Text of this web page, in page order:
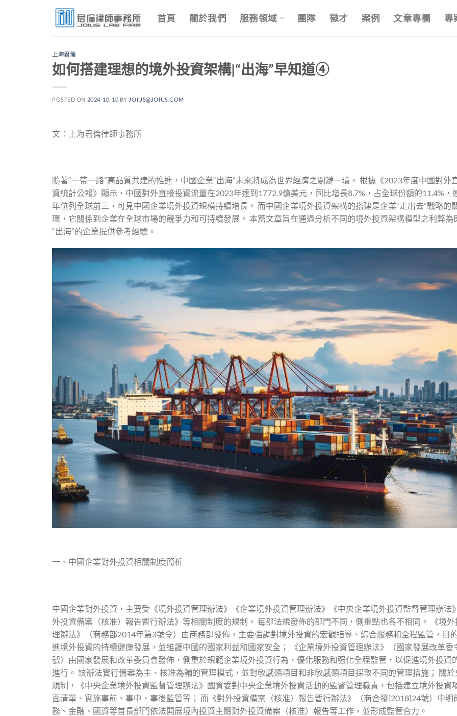
首頁 關於我們 服務領域 團隊 徵才 案例 文章專欄 專
上海君倫
如何搭建理想的境外投資架構|“出海”早知道④
POSTED ON 2024-10-10 BY JOIUS@JOIUS.COM
文：上海君倫律師事務所
隨著“一帶一路”高品質共建的推進，中國企業“出海”未來將成為世界經濟之關鍵一環。 根據《2023年度中國對外
資統計公報》顯示，中國對外直接投資流量在2023年達到1772.9億美元，同比增長8.7%，占全球份額的11.4%，
年位列全球前三，可見中國企業境外投資規模持續增長。 而中國企業境外投資架構的搭建是企業“走出去”戰略的
環，它關係到企業在全球市場的競爭力和可持續發展。 本篇文章旨在通過分析不同的境外投資架構模型之利弊為
“出海”的企業提供參考經驗。
一、中國企業對外投資相關制度簡析
中國企業對外投資，主要受《境外投資管理辦法》《企業境外投資管理辦法》《中央企業境外投資監督管理辦法
外投資備案（核准）報告暫行辦法》等相關制度的規制。 每部法規發佈的部門不同，側重點也各不相同。 《境
理辦法》（商務部2014年第3號令）由商務部發佈，主要強調對境外投資的宏觀指導、綜合服務和全程監管，目
進境外投資的持續健康發展，並維護中國的國家利益和國家安全； 《企業境外投資管理辦法》（國家發展改革委
號）由國家發展和改革委員會發佈，側重於規範企業境外投資行為，優化服務和强化全程監管，以促進境外投資
進行。 該辦法實行備案為主、核准為輔的管理模式，並對敏感類項目和非敏感類項目採取不同的管理措施； 關於
規制，《中央企業境外投資監督管理辦法》國資委對中央企業境外投資活動的監督管理職責，包括建立境外投資
面清單、實施事前、事中、事後監管等； 而《對外投資備案（核准）報告暫行辦法》（商合發[2018]24號）中明
務、金融、國資等首長部門依法開展境內投資主體對外投資備案（核准）報告等工作，並形成監管合力。